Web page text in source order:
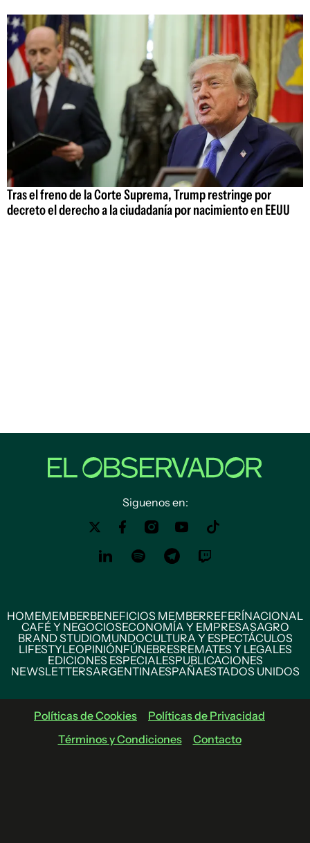
Tras el freno de la Corte Suprema, Trump restringe por
decreto el derecho a la ciudadanía por nacimiento en EEUU
Siguenos en:
HOMEMEMBERBENEFICIOS MEMBERREFERÍNACIONAL
CAFÉ Y NEGOCIOSECONOMÍA Y EMPRESASAGRO
BRAND STUDIOMUNDOCULTURA Y ESPECTÁCULOS
LIFESTYLEOPINIÓNFÚNEBRESREMATES Y LEGALES
EDICIONES ESPECIALESPUBLICACIONES
NEWSLETTERSARGENTINAESPAÑAESTADOS UNIDOS
Políticas de Cookies
Políticas de Privacidad
Términos y Condiciones
Contacto